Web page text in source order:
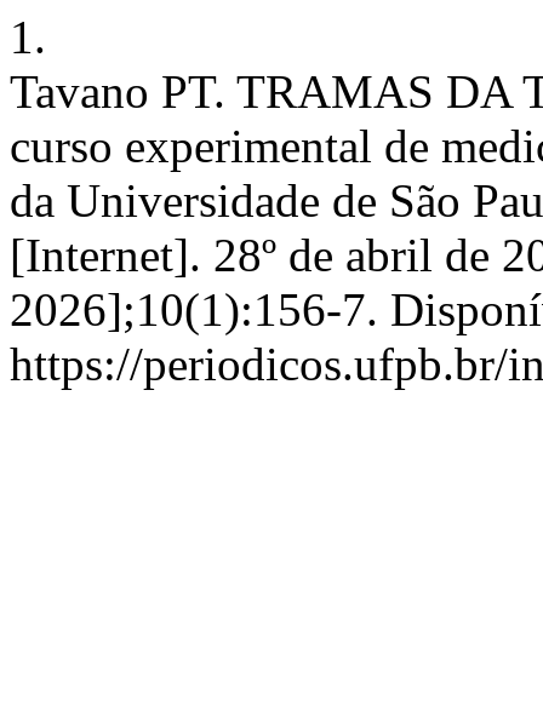
1.
Tavano PT. TRAMAS DA
curso experimental de
da Universidade de São
[Internet]. 28º de abril de
2026];10(1):156-7.
https://periodicos.ufpb.br/